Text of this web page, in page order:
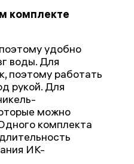
комплекте
удобно
воды. Для
поэтому работать
рукой. Для
можно
комплекта
ИК-